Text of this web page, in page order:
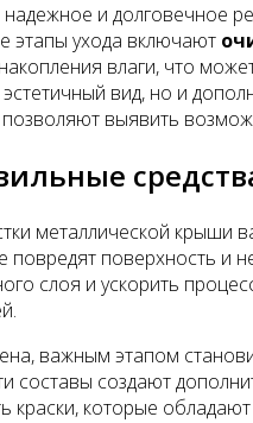
и долговечное
этапы ухода включают
влаги, что
вид, но и
выявить
металлической крыши
поверхность и
слоя и ускорить
важным этапом
составы создают
краски, которые